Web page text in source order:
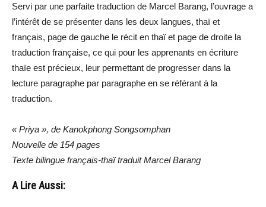
Servi par une parfaite traduction de Marcel Barang, l’ouvrage a
l’intérêt de se présenter dans les deux langues, thaï et
français, page de gauche le récit en thaï et page de droite la
traduction française, ce qui pour les apprenants en écriture
thaïe est précieux, leur permettant de progresser dans la
lecture paragraphe par paragraphe en se référant à la
traduction.
« Priya », de Kanokphong Songsomphan
Nouvelle de 154 pages
Texte bilingue français-thaï traduit Marcel Barang
A Lire Aussi: